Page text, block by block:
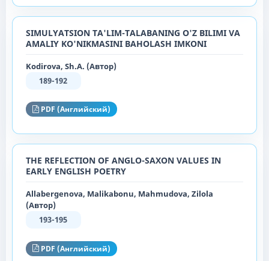
SIMULYATSION TA'LIM-TALABANING O'Z BILIMI VA
AMALIY KO'NIKMASINI BAHOLASH IMKONI
Kodirova, Sh.A. (Автор)
189-192
PDF (Английский)
THE REFLECTION OF ANGLO-SAXON VALUES IN
EARLY ENGLISH POETRY
Allabergenova, Malikabonu, Mahmudova, Zilola
(Автор)
193-195
PDF (Английский)